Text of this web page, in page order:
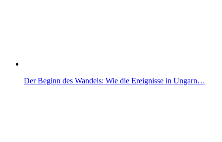
Der Beginn des Wandels: Wie die Ereignisse in Ungarn…